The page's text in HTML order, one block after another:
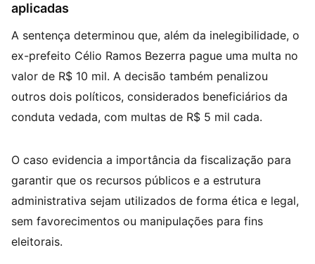
aplicadas
A sentença determinou que, além da inelegibilidade, o
ex-prefeito Célio Ramos Bezerra pague uma multa no
valor de R$ 10 mil. A decisão também penalizou
outros dois políticos, considerados beneficiários da
conduta vedada, com multas de R$ 5 mil cada.
O caso evidencia a importância da fiscalização para
garantir que os recursos públicos e a estrutura
administrativa sejam utilizados de forma ética e legal,
sem favorecimentos ou manipulações para fins
eleitorais.